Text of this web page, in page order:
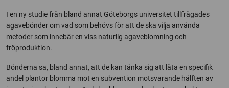
I en ny studie från bland annat Göteborgs universitet tillfrågades
agavebönder om vad som behövs för att de ska vilja använda
metoder som innebär en viss naturlig agaveblomning och
fröproduktion.
Bönderna sa, bland annat, att de kan tänka sig att låta en specifik
andel plantor blomma mot en subvention motsvarande hälften av